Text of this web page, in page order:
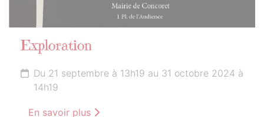
Exploration
Du 21 septembre à 13h19 au 31 octobre 2024 à
14h19
En savoir plus